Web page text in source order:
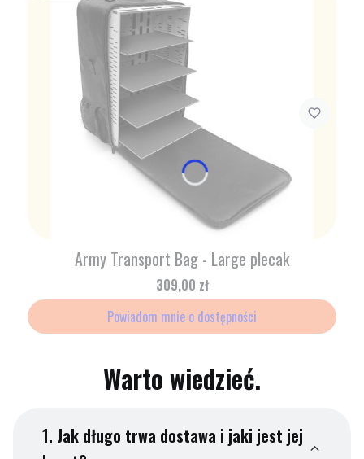
Powiadom mnie o dostępności
Army Transport Bag - Large plecak
Cena
309,00 zł
Warto wiedzieć.
1. Jak długo trwa dostawa i jaki jest jej